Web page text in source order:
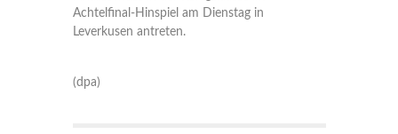
Achtelfinal-Hinspiel am Dienstag in
Leverkusen antreten.
(dpa)